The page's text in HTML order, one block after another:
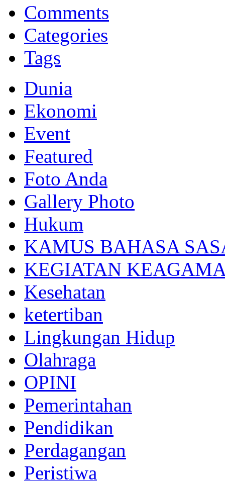
Memberikan yang terbaik sesuai kaidah Islam, kunjungi situs resmi
Comments
Categories
Tags
Dunia
Ekonomi
Event
Featured
Foto Anda
Gallery Photo
Hukum
KAMUS BAHASA
KEGIATAN
Kesehatan
ketertiban
Lingkungan Hidup
Olahraga
OPINI
Pemerintahan
Pendidikan
Perdagangan
Peristiwa